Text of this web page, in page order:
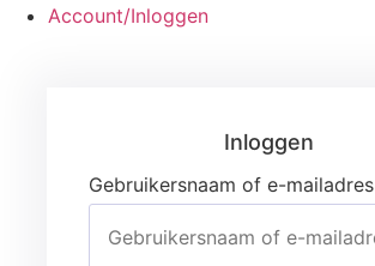
Account/Inloggen
Gebruikersnaam of e-mailadres